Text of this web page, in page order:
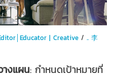
| Creative / .. 李
างแผน: กำหนดเป้าหมายที่